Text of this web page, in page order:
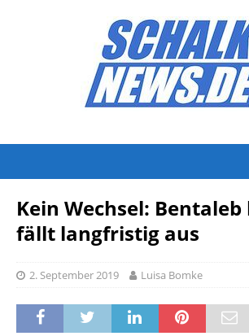
Kein Wechsel:
fällt langfristig aus
2. September 2019 Luisa Bomke